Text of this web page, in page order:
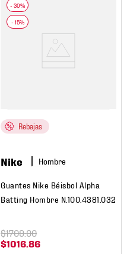
Rebajas
Nike Hombre
Guantes Nike Béisbol Alpha
Batting Hombre N.100.4381.032
$1016 .86
$1709.00